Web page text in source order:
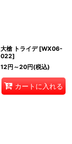
大槍 トライデ [WX06-
022]
12円 ～20円(税込)
カートに入れる